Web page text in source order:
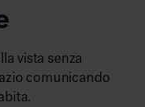
vista senza
comunicando